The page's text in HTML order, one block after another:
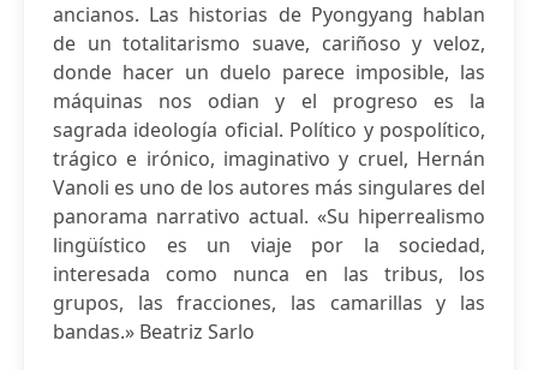
ancianos. Las historias de Pyongyang hablan
de un totalitarismo suave, cariñoso y veloz,
donde hacer un duelo parece imposible, las
máquinas nos odian y el progreso es la
sagrada ideología oficial. Político y pospolítico,
trágico e irónico, imaginativo y cruel, Hernán
Vanoli es uno de los autores más singulares del
panorama narrativo actual. «Su hiperrealismo
lingüístico es un viaje por la sociedad,
interesada como nunca en las tribus, los
grupos, las fracciones, las camarillas y las
bandas.» Beatriz Sarlo